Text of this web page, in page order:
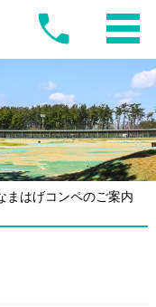
まはげコンペのご案内